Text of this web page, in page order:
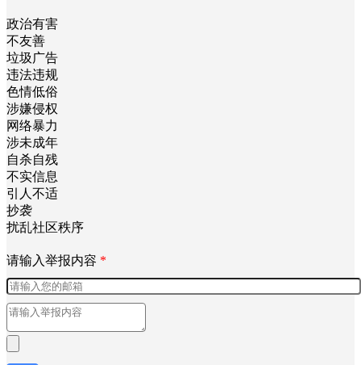
政治有害
不友善
垃圾广告
违法违规
色情低俗
涉嫌侵权
网络暴力
涉未成年
自杀自残
不实信息
引人不适
抄袭
扰乱社区秩序
请输入举报内容 *